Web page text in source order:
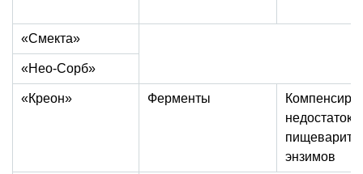
«Смекта»
«Нео-Сорб»
«Креон» Ферменты
недостаток
энзимов